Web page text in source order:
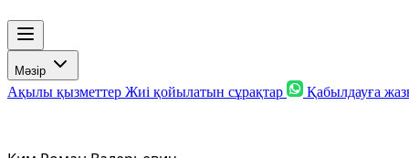
Мәзір
Ақылы қызметтер Жиі қойылатын сұрақтар Қабылдауға